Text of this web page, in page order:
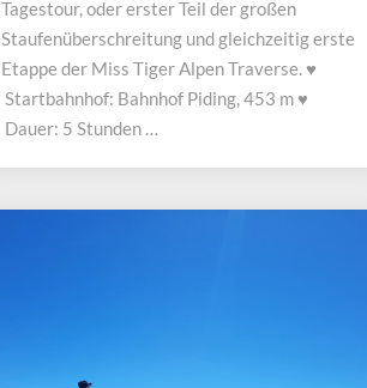
Tagestour, oder erster Teil der großen
Staufenüberschreitung und gleichzeitig erste
Etappe der Miss Tiger Alpen Traverse. ♥
Startbahnhof: Bahnhof Piding, 453 m ♥
Dauer: 5 Stunden …